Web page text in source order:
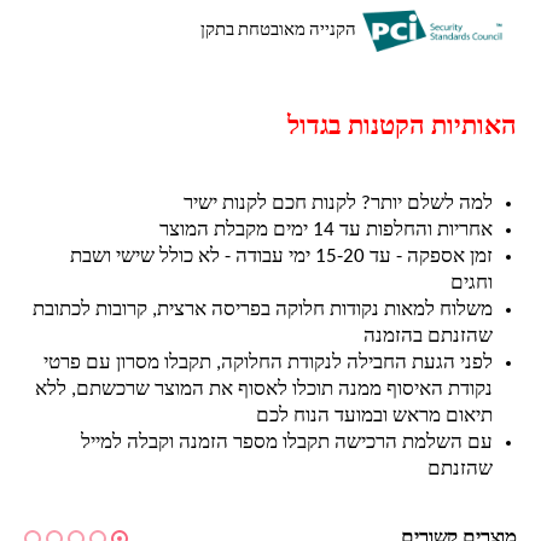
הקנייה מאובטחת בתקן
האותיות הקטנות בגדול
למה לשלם יותר? לקנות חכם לקנות ישיר
אחריות והחלפות עד 14 ימים מקבלת המוצר
זמן אספקה - עד 15-20 ימי עבודה - לא כולל שישי ושבת
וחגים
משלוח למאות נקודות חלוקה בפריסה ארצית, קרובות לכתובת
שהזנתם בהזמנה
לפני הגעת החבילה לנקודת החלוקה, תקבלו מסרון עם פרטי
נקודת האיסוף ממנה תוכלו לאסוף את המוצר שרכשתם, ללא
תיאום מראש ובמועד הנוח לכם
עם השלמת הרכישה תקבלו מספר הזמנה וקבלה למייל
שהזנתם